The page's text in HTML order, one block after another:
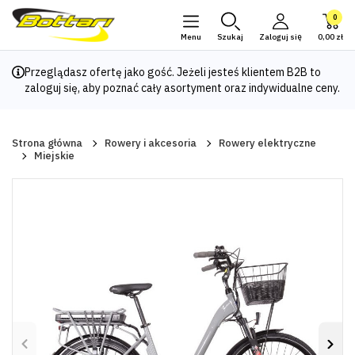
Menu Szukaj Zaloguj się
0
0,00 zł
Przeglądasz ofertę jako gość. Jeżeli jesteś klientem B2B to
zaloguj się, aby poznać cały asortyment oraz indywidualne ceny.
Strona główna Rowery i akcesoria
Rowery elektryczne
Miejskie
Poprzedni